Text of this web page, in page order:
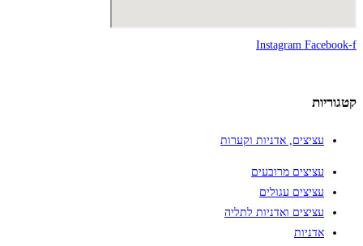
Instagram Facebook-f
קטגוריות
עציצים, אדניות וקערות
עציצים מרובעים
עציצים עגולים
עציצים ואדניות לתליה
אדניות